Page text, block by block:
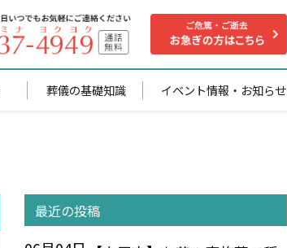
葬儀の基礎知識 イベント情報・お知らせ
最近の投稿